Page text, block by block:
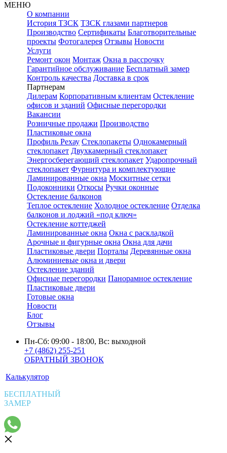
МЕНЮ
О компании
История ТЗСК ТЗСК глазами партнеров
Производство Сертификаты Благотворительные
проекты Фотогалерея Отзывы Новости
Услуги
Ремонт окон Монтаж Окна в рассрочку
Гарантийное обслуживание Бесплатный замер
Контроль качества Доставка в срок
Партнерам
Дилерам Корпоративным клиентам Остекление
офисов и зданий Офисные перегородки
Вакансии
Розничные продажи Производство
Пластиковые окна
Профиль Рехау Стеклопакеты Однокамерный
стеклопакет Двухкамерный стеклопакет
Энергосберегающий стеклопакет Ударопрочный
стеклопакет Фурнитура и комплектующие
Ламинированные окна Москитные сетки
Подоконники Откосы Ручки оконные
Остекление балконов
Теплое остекление Холодное остекление Отделка
балконов и лоджий «под ключ»
Остекление коттеджей
Ламинированные окна Окна с раскладкой
Арочные и фигурные окна Окна для дачи
Пластиковые двери Порталы Деревянные окна
Алюминиевые окна и двери
Остекление зданий
Офисные перегородки Панорамное остекление
Пластиковые двери
Готовые окна
Новости
Блог
Отзывы
Пн-Сб: 09:00 - 18:00, Вс: выходной
+7 (4862) 255-251
ОБРАТНЫЙ ЗВОНОК
Калькулятор
БЕСПЛАТНЫЙ
ЗАМЕР